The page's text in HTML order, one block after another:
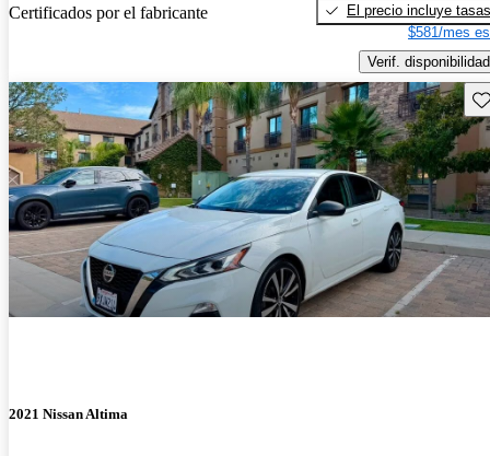
Certificados por el fabricante
El precio incluye tasas
$581/mes
Verif. disponibilidad
2021 Nissan Altima